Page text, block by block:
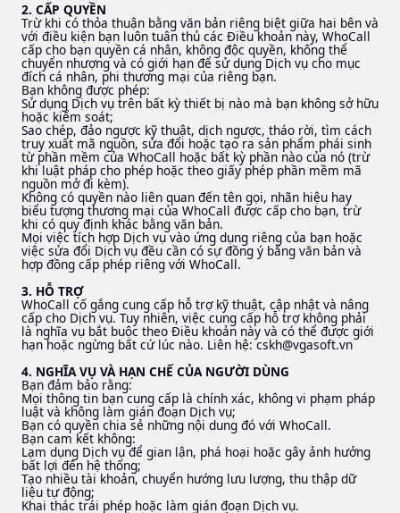
2. CẤP QUYỀN
Trừ khi có thỏa thuận bằng văn bản riêng biệt giữa hai bên và
với điều kiện bạn luôn tuân thủ các Điều khoản này, WhoCall
cấp cho bạn quyền cá nhân, không độc quyền, không thể
chuyển nhượng và có giới hạn để sử dụng Dịch vụ cho mục
đích cá nhân, phi thương mại của riêng bạn.
Bạn không được phép:
Sử dụng Dịch vụ trên bất kỳ thiết bị nào mà bạn không sở hữu
hoặc kiểm soát;
Sao chép, đảo ngược kỹ thuật, dịch ngược, tháo rời, tìm cách
truy xuất mã nguồn, sửa đổi hoặc tạo ra sản phẩm phái sinh
từ phần mềm của WhoCall hoặc bất kỳ phần nào của nó (trừ
khi luật pháp cho phép hoặc theo giấy phép phần mềm mã
nguồn mở đi kèm).
Không có quyền nào liên quan đến tên gọi, nhãn hiệu hay
biểu tượng thương mại của WhoCall được cấp cho bạn, trừ
khi có quy định khác bằng văn bản.
Mọi việc tích hợp Dịch vụ vào ứng dụng riêng của bạn hoặc
việc sửa đổi Dịch vụ đều cần có sự đồng ý bằng văn bản và
hợp đồng cấp phép riêng với WhoCall.
3. HỖ TRỢ
WhoCall cố gắng cung cấp hỗ trợ kỹ thuật, cập nhật và nâng
cấp cho Dịch vụ. Tuy nhiên, việc cung cấp hỗ trợ không phải
là nghĩa vụ bắt buộc theo Điều khoản này và có thể được giới
hạn hoặc ngừng bất cứ lúc nào. Liên hệ:cskh@vgasoft.vn
4. NGHĨA VỤ VÀ HẠN CHẾ CỦA NGƯỜI DÙNG
Bạn đảm bảo rằng:
Mọi thông tin bạn cung cấp là chính xác, không vi phạm pháp
luật và không làm gián đoạn Dịch vụ;
Bạn có quyền chia sẻ những nội dung đó với WhoCall.
Bạn cam kết không:
Lạm dụng Dịch vụ để gian lận, phá hoại hoặc gây ảnh hưởng
bất lợi đến hệ thống;
Tạo nhiều tài khoản, chuyển hướng lưu lượng, thu thập dữ
liệu tự động;
Khai thác trái phép hoặc làm gián đoạn Dịch vụ.